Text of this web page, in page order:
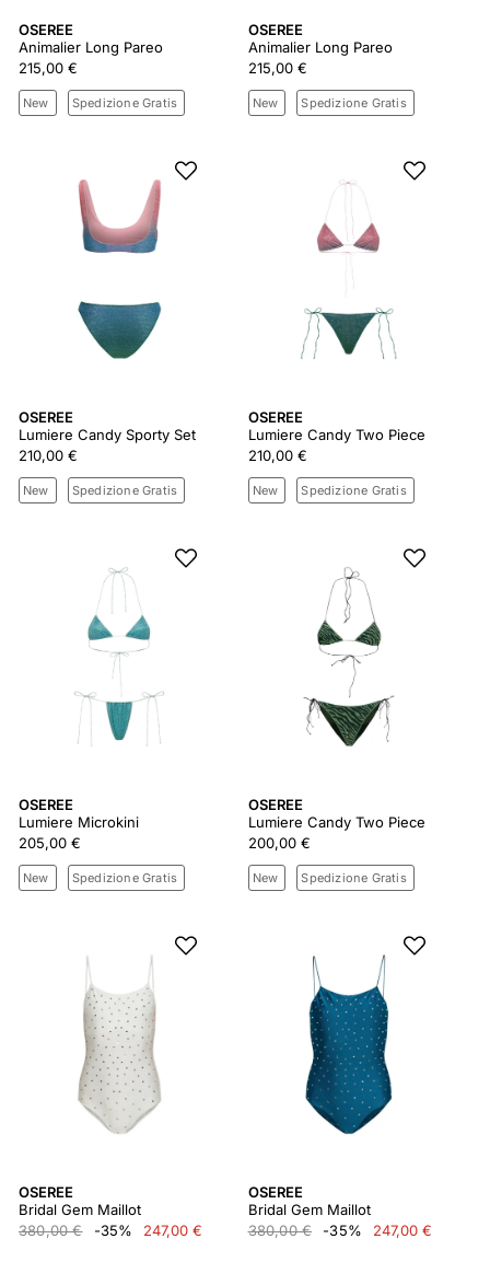
OSEREE
Animalier Long Pareo
215,00 €
New Spedizione Gratis
OSEREE
Animalier Long Pareo
215,00 €
New Spedizione Gratis
OSEREE
Lumiere Candy Sporty Set
210,00 €
New Spedizione Gratis
OSEREE
Lumiere Candy Two Piece
210,00 €
New Spedizione Gratis
OSEREE
Lumiere Microkini
205,00 €
New Spedizione Gratis
OSEREE
Lumiere Candy Two Piece
200,00 €
New Spedizione Gratis
OSEREE
Bridal Gem Maillot
380,00 €
-35% 247,00 €
OSEREE
Bridal Gem Maillot
380,00 €
-35% 247,00 €